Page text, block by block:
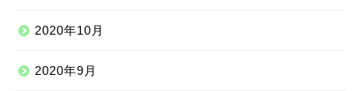
2020年10月
2020年9月